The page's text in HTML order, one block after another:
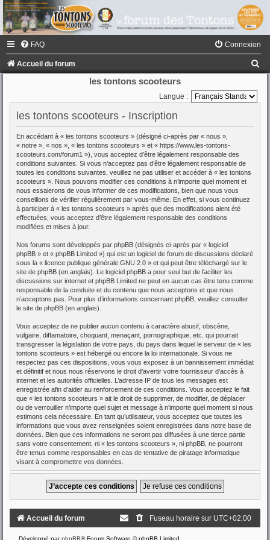
FAQ Connexion
Accueil du forum
les tontons scooteurs
Langue :
les tontons scooteurs - Inscription
En accédant à « les tontons scooteurs » (désigné ci-après par « nous »,
« notre », « nos », « les tontons scooteurs » et « https://www.les-tontons-
scooteurs.com/forum1 »), vous acceptez d’être légalement responsable des
conditions suivantes. Si vous n’acceptez pas d’être légalement responsable de
toutes les conditions suivantes, veuillez ne pas utiliser et accéder à « les tontons
scooteurs ». Nous pouvons modifier ces conditions à n’importe quel moment et
nous essaierons de vous informer de ces modifications, bien que nous vous
conseillons de vérifier régulièrement par vous-même. En effet, si vous continuez
à participer à « les tontons scooteurs » après que des modifications aient été
effectuées, vous acceptez d’être légalement responsable des conditions
modifiées et mises à jour.
Nos forums sont développés par phpBB (désignés ci-après par « logiciel
phpBB » et « phpBB Limited ») qui est un logiciel de forum de discussions déclaré
sous la « licence publique générale GNU 2.0 » et qui peut être téléchargé sur le
site de phpBB (en anglais). Le logiciel phpBB a pour seul but de faciliter les
discussions sur internet et phpBB Limited ne peut en aucun cas être tenu comme
responsable de la conduite et du contenu que nous acceptons et que nous
n’acceptons pas. Pour plus d’informations concernant phpBB, veuillez consulter
le site de phpBB (en anglais).
Vous acceptez de ne publier aucun contenu à caractère abusif, obscène,
vulgaire, diffamatoire, choquant, menaçant, pornographique, etc. qui pourrait
transgresser la législation de votre pays, du pays dans lequel le serveur de « les
tontons scooteurs » est hébergé ou encore la loi internationale. Si vous ne
respectez pas ces dispositions, vous vous exposez à un bannissement immédiat
et définitif et nous nous réservons le droit d’avertir votre fournisseur d’accès à
internet et les autorités officielles. L’adresse IP de tous les messages est
enregistrée afin d’aider au renforcement de ces conditions. Vous acceptez le fait
que « les tontons scooteurs » ait le droit de supprimer, de modifier, de déplacer
ou de verrouiller n’importe quel sujet et message à n’importe quel moment si nous
estimons cela nécessaire. En tant qu’utilisateur, vous acceptez que toutes les
informations que vous avez renseignées soient enregistrées dans notre base de
données. Bien que ces informations ne seront pas diffusées à une tierce partie
sans votre consentement, ni « les tontons scooteurs », ni phpBB, ne pourront
être tenus comme responsables en cas de tentative de piratage informatique
visant à compromettre vos données.
Accueil du forum Fuseau horaire sur UTC+02:00
Développé parphpBB® Forum Software © phpBB Limited